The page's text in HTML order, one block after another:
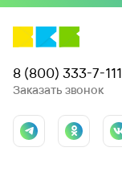
8 (800) 333-7-111
Заказать звонок